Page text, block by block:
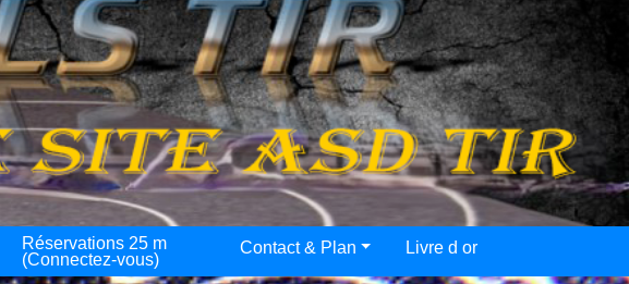
Réservations 25 m
(Connectez-vous)
Contact & Plan Livre d or